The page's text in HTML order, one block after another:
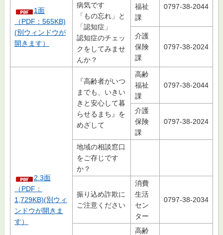
1面
（PDF：565KB)
(別ウィンドウが
開きます）
病気です
「もの忘れ」と
「認知症」
認知症のチェッ
クをしてみませ
んか？
福祉
課
0797-38-2044
介護
保険
課
0797-38-2024
2.3面
（PDF：
1,729KB)(別ウィ
ンドウが開きま
す）
『高齢者がいつ
までも、いきい
きと安心して暮
らせるまち』を
めざして
高齢
福祉
課
0797-38-2044
介護
保険
課
0797-38-2024
地域の相談窓口
をご存じです
か？
振り込め詐欺に
ご注意ください
消費
生活
セン
ター
0797-38-2034
高齢